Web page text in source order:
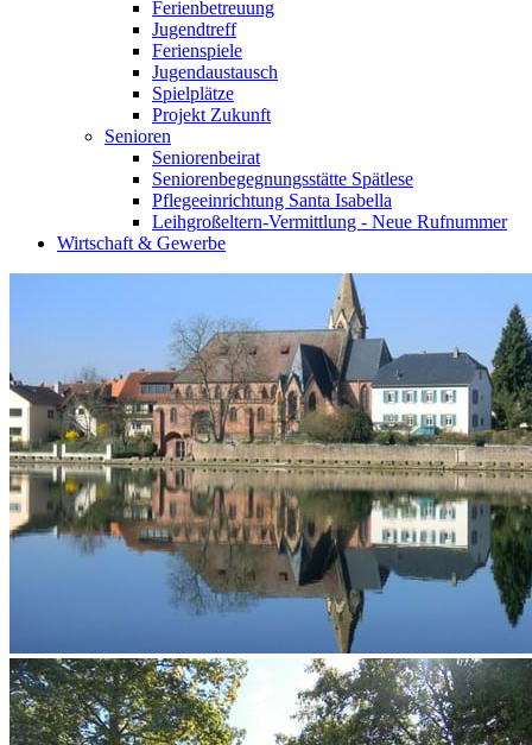
Ferienbetreuung
Jugendtreff
Ferienspiele
Jugendaustausch
Spielplätze
Projekt Zukunft
Senioren
Seniorenbeirat
Seniorenbegegnungsstätte Spätlese
Pflegeeinrichtung Santa Isabella
Leihgroßeltern-Vermittlung - Neue Rufnummer
Wirtschaft & Gewerbe